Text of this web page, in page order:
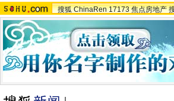
搜狐 ChinaRen 17173 焦点房地产